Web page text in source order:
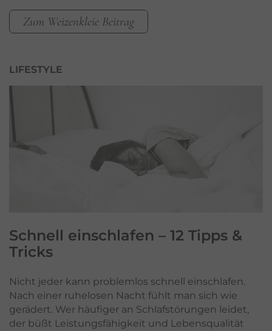
Zum Weizenkleie Beitrag
LIFESTYLE
Schnell einschlafen – 12 Tipps &
Tricks
Nicht jeder kann problemlos schnell einschlafen.
Nach einer ruhelosen Nacht fühlt man sich wie
gerädert. Wer häufiger an Schlafstörungen leidet,
der büßt Leistungsfähigkeit und Lebensqualität